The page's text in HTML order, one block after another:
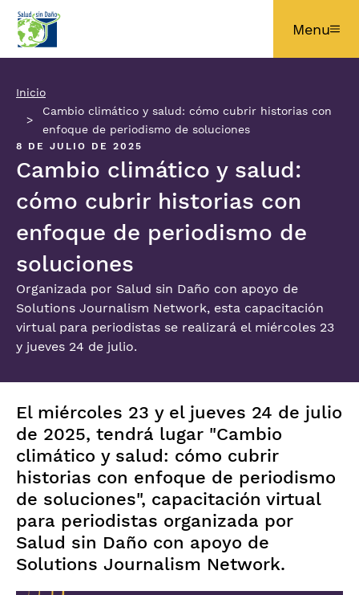
Pasar al contenido principal
Menu
Inicio
Cambio climático y salud: cómo cubrir historias con
enfoque de periodismo de soluciones
8 DE JULIO DE 2025
Cambio climático y salud:
cómo cubrir historias con
enfoque de periodismo de
soluciones
Organizada por Salud sin Daño con apoyo de
Solutions Journalism Network, esta capacitación
virtual para periodistas se realizará el miércoles 23
y jueves 24 de julio.
El miércoles 23 y el jueves 24 de julio
de 2025, tendrá lugar "Cambio
climático y salud: cómo cubrir
historias con enfoque de periodismo
de soluciones", capacitación virtual
para periodistas organizada por
Salud sin Daño con apoyo de
Solutions Journalism Network.